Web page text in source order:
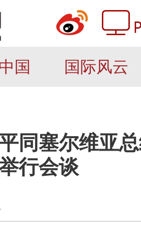
国 国际风云
同塞尔维亚
行会谈